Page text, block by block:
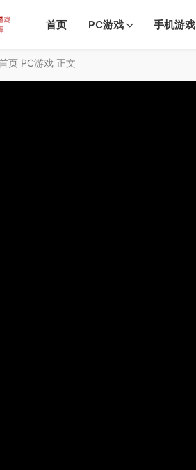
首页 PC游戏 手机游戏
页 PC游戏 正文
75% 100%